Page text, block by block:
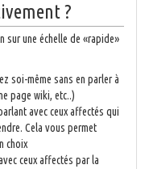
?
une échelle de «rapide»
soi-même sans en parler à
page wiki, etc..)
avec ceux affectés qui
Cela vous permet
choix
ceux affectés par la